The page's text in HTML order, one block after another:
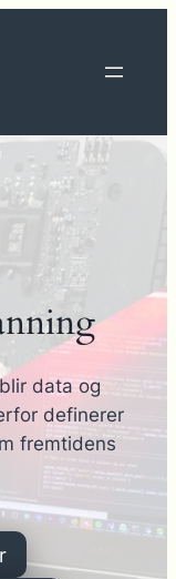
data og
definerer
fremtidens